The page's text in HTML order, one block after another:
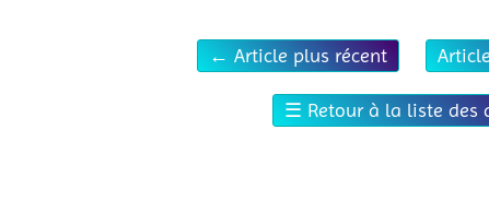
← Article plus récent
☰ Retour à la liste des